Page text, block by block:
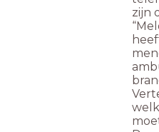
zijn